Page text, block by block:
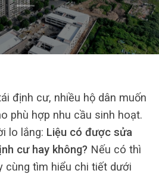
định cư, nhiều hộ dân muốn
phù hợp nhu cầu sinh hoạt.
lo lắng: Liệu có được sửa
cư hay không? Nếu có thì
cùng tìm hiểu chi tiết dưới